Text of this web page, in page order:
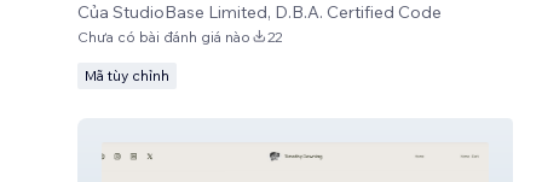
Của StudioBase Limited, D.B.A. Certified Code
Chưa có bài đánh giá nào 22
Mã tùy chỉnh